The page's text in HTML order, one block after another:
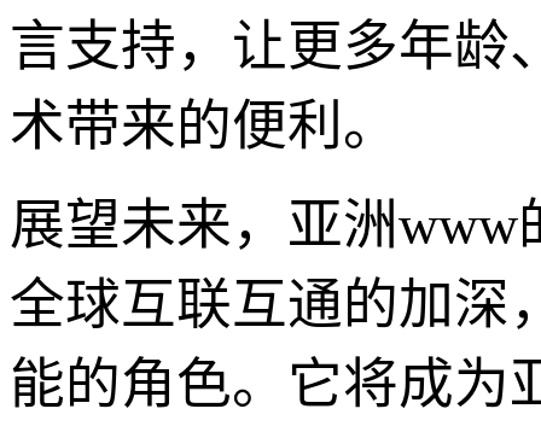
言支持，让更多年龄
术带来的便利。
展望未来，亚洲
全球互联互通的加深
能的角色。它将成为